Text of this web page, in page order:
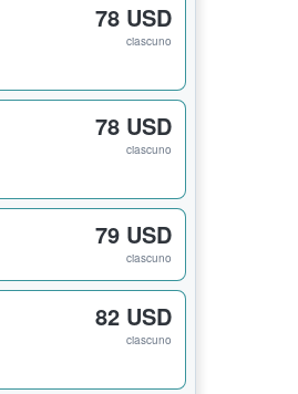
78 USD
ciascuno
78 USD
ciascuno
79 USD
ciascuno
82 USD
ciascuno